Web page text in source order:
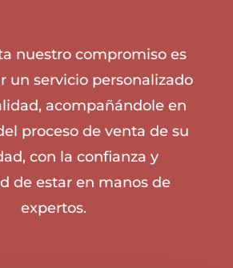
nuestro compromiso es
un servicio personalizado
acompañándole en
proceso de venta de su
con la confianza y
de estar en manos de
expertos.